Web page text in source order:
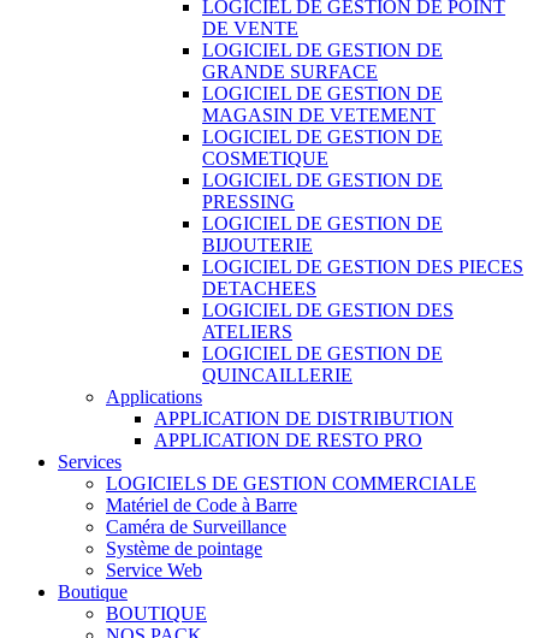
LOGICIEL DE GESTION DE POINT
DE VENTE
LOGICIEL DE GESTION DE
GRANDE SURFACE
LOGICIEL DE GESTION DE
MAGASIN DE VETEMENT
LOGICIEL DE GESTION DE
COSMETIQUE
LOGICIEL DE GESTION DE
PRESSING
LOGICIEL DE GESTION DE
BIJOUTERIE
LOGICIEL DE GESTION DES PIECES
DETACHEES
LOGICIEL DE GESTION DES
ATELIERS
LOGICIEL DE GESTION DE
QUINCAILLERIE
Applications
APPLICATION DE DISTRIBUTION
APPLICATION DE RESTO PRO
Services
LOGICIELS DE GESTION COMMERCIALE
Matériel de Code à Barre
Caméra de Surveillance
Système de pointage
Service Web
Boutique
BOUTIQUE